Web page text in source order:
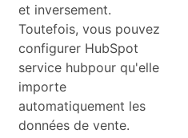
et inversement.
Toutefois, vous pouvez
configurer HubSpot
service hubpour qu'elle
importe
automatiquement les
données de vente.